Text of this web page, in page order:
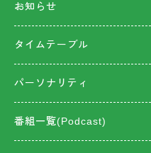
お知らせ
タイムテーブル
パーソナリティ
番組一覧(Podcast)